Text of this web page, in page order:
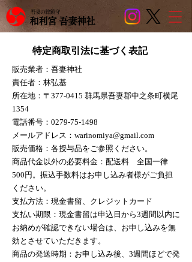
和利宮 吾妻神社
吾妻の総鎮守
特定商取引法に基づく表記
販売業者：吾妻神社
責任者：林弘基
所在地：〒377-0415 群馬県吾妻郡中之条町横尾
1354
電話番号：0279-75-1498
メールアドレス： warinomiya@gmail.com
販売価格：各授与品をご参照ください。
商品代金以外の必要料金：配送料 全国一律
500円。振込手数料はお申し込み者様がご負担
ください。
支払方法：現金書留、クレジットカード
支払い期限：現金書留は申込日から3週間以内に
お納めが確認できない場合は、お申し込みを無
効とさせていただきます。
商品の発送時期：お申し込み後、3週間ほどで発